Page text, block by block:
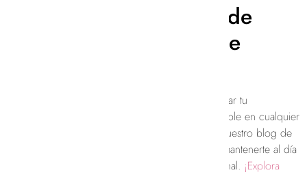
¡Explora Nuestro Blog de
Moda de Mujer y Déjate
Ya sea que estés buscando inspiración para renovar tu
guardarropa, consejos de estilo para lucir impecable en cualquier
ocasión o reflexiones sobre la moda sostenible, nuestro blog de
moda femenina tiene todo lo que necesitas para mantenerte al día
con las últimas tendencias y realzar tu estilo personal. ¡Explora